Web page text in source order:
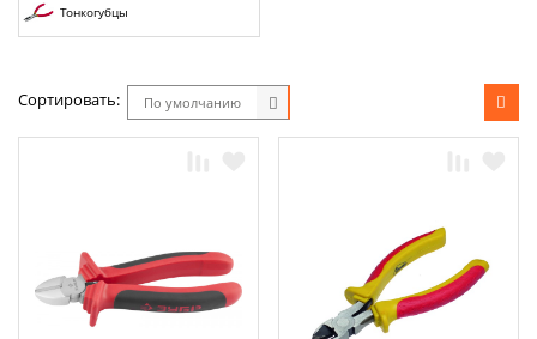
Электроды и проволока
Тонкогубцы
Сортировать: По умолчанию